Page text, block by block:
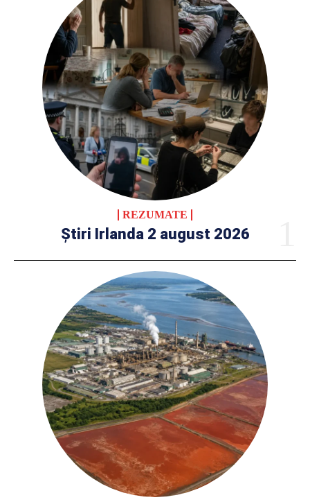
REZUMATE
Știri Irlanda 2 august 2026